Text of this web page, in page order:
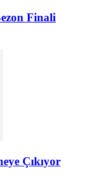
Finali
Çıkıyor